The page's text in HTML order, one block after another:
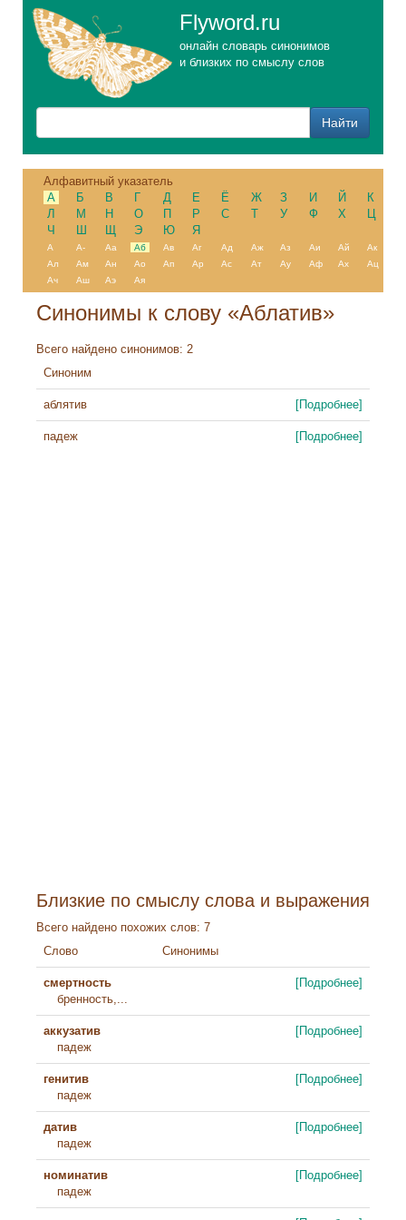
Flyword.ru
онлайн словарь синонимов
и близких по смыслу слов
Алфавитный указатель
А
Б В Г Д Е Ё Ж З И Й
К
Л
М Н О П Р С Т У Ф Х
Ц
Ч
Ш Щ Э Ю Я
А А- Аа Аб Ав Аг Ад Аж Аз Аи Ай
Ак
Ал
Ам Ан Ао Ап Ар Ас Ат Ау Аф Ах
Ац
Ач
Аш Аэ Ая
Синонимы к слову «Аблатив»
Всего найдено синонимов: 2
Синоним
аблятив [Подробнее]
падеж [Подробнее]
Близкие по смыслу слова и выражения
Всего найдено похожих слов: 7
Слово
Синонимы
смертность
бренность,...
[Подробнее]
аккузатив
падеж
[Подробнее]
генитив
падеж
[Подробнее]
датив
падеж
[Подробнее]
номинатив
падеж
[Подробнее]